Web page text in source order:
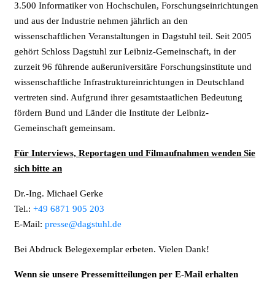
3.500 Informatiker von Hochschulen, Forschungseinrichtungen
und aus der Industrie nehmen jährlich an den
wissenschaftlichen Veranstaltungen in Dagstuhl teil. Seit 2005
gehört Schloss Dagstuhl zur Leibniz-Gemeinschaft, in der
zurzeit 96 führende außeruniversitäre Forschungsinstitute und
wissenschaftliche Infrastruktureinrichtungen in Deutschland
vertreten sind. Aufgrund ihrer gesamtstaatlichen Bedeutung
fördern Bund und Länder die Institute der Leibniz-
Gemeinschaft gemeinsam.
Für Interviews, Reportagen und Filmaufnahmen wenden Sie
sich bitte an
Dr.-Ing. Michael Gerke
Tel.: +49 6871 905 203
E-Mail: presse@dagstuhl.de
Bei Abdruck Belegexemplar erbeten. Vielen Dank!
Wenn sie unsere Pressemitteilungen per E-Mail erhalten